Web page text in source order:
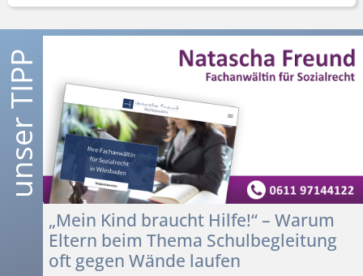
„Mein Kind braucht Hilfe!“ – Warum
Eltern beim Thema Schulbegleitung
oft gegen Wände laufen